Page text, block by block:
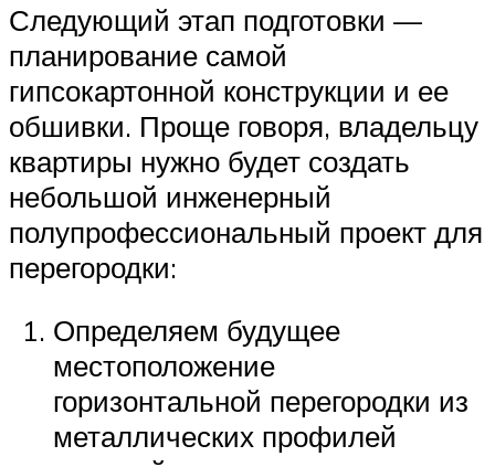
Следующий этап подготовки —
планирование самой
гипсокартонной конструкции и ее
обшивки. Проще говоря, владельцу
квартиры нужно будет создать
небольшой инженерный
полупрофессиональный проект для
перегородки:
Определяем будущее
местоположение
горизонтальной перегородки из
металлических профилей